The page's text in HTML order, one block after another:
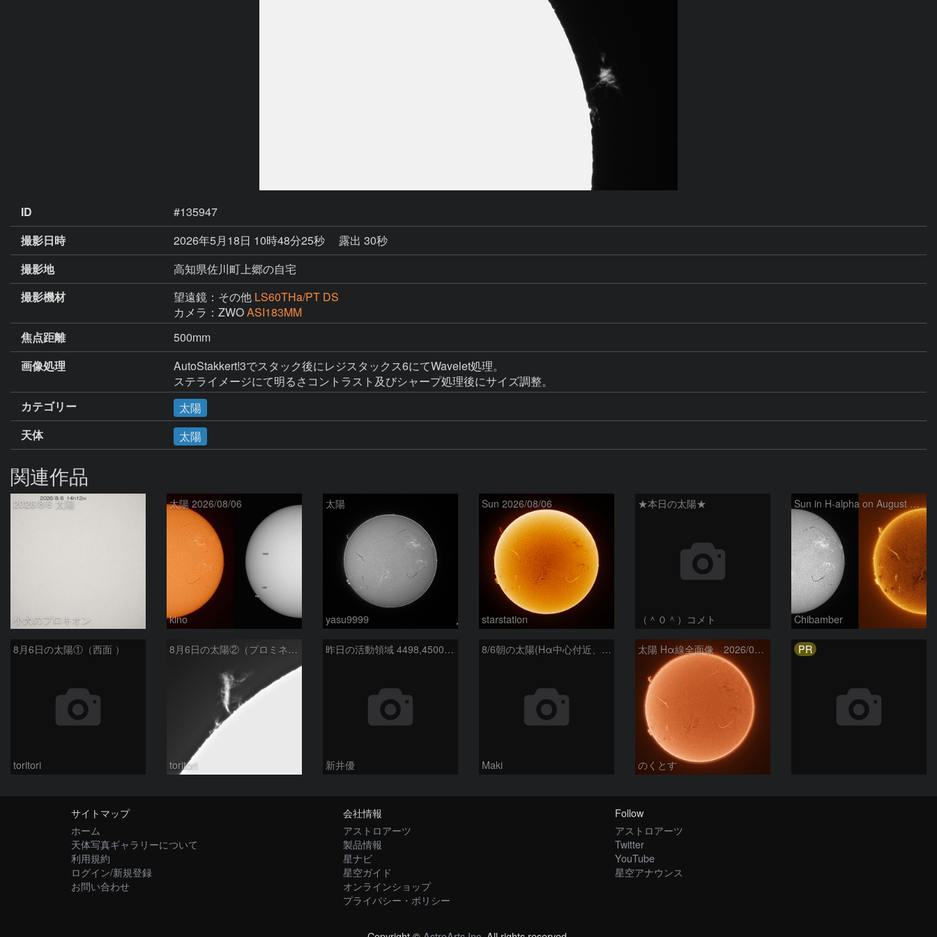
ID
#135947
撮影日時
2026年5月18日 10時48分25秒
露出 30秒
撮影地
高知県佐川町上郷の自宅
撮影機材
望遠鏡：その他 LS60THa/PT DS
カメラ：ZWOASI183MM
焦点距離
500mm
画像処理
AutoStakkert!3でスタック後にレジスタックス6にてWavelet処理。
ステライメージにて明るさコントラスト及びシャープ処理後にサイズ調整。
カテゴリー
太陽
天体
太陽
関連作品
2026/8/6 太陽
小犬のプロキオン
太陽 2026/08/06
kino
太陽
yasu9999
Sun 2026/08/06
starstation
★本日の太陽★
（＾０＾）コメト
Sun in H-alpha on August 6, 2026
Chibamber
8月6日の太陽①（西面 ）
toritori
8月6日の太陽②（プロミネン北東縁 ）
toritori
昨日の活動領域 4498,4500：2026/08/05
新井優
8/6朝の太陽(Hα中心付近、4498、4502付近)
Maki
太陽 Hα線全面像 2026/08/06
のくとす
PR
サイトマップ
ホーム
天体写真ギャラリーについて
利用規約
ログイン/新規登録
お問い合わせ
会社情報
アストロアーツ
製品情報
星ナビ
星空ガイド
オンラインショップ
プライバシー・ポリシー
Follow
アストロアーツ
Twitter
YouTube
星空アナウンス